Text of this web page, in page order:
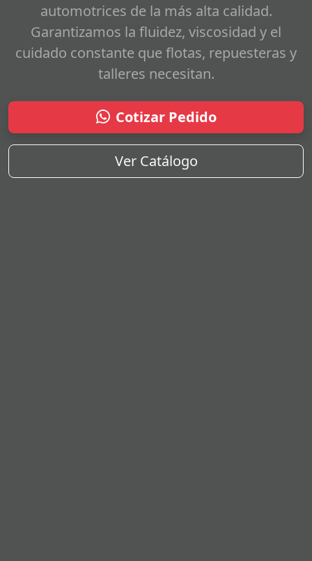
automotrices de la más alta calidad.
Garantizamos la fluidez, viscosidad y el
cuidado constante que flotas, repuesteras y
talleres necesitan.
Cotizar Pedido
Ver Catálogo